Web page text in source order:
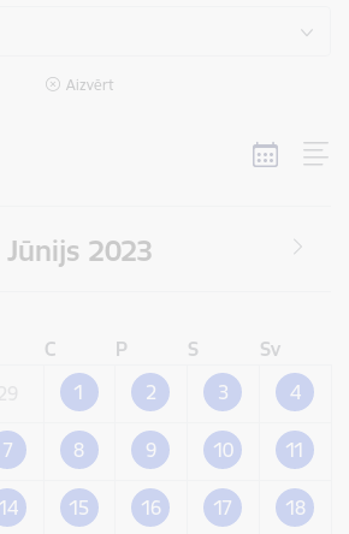
Aizvērt
Jūnijs 2023
C P S
Sv
1 2 3 4
7 8 9 10 11
14 15 16 17 18